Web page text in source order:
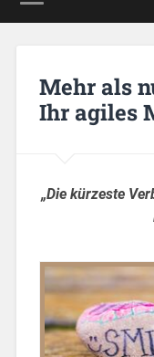
Mehr als
Ihr agiles
„Die kürzeste